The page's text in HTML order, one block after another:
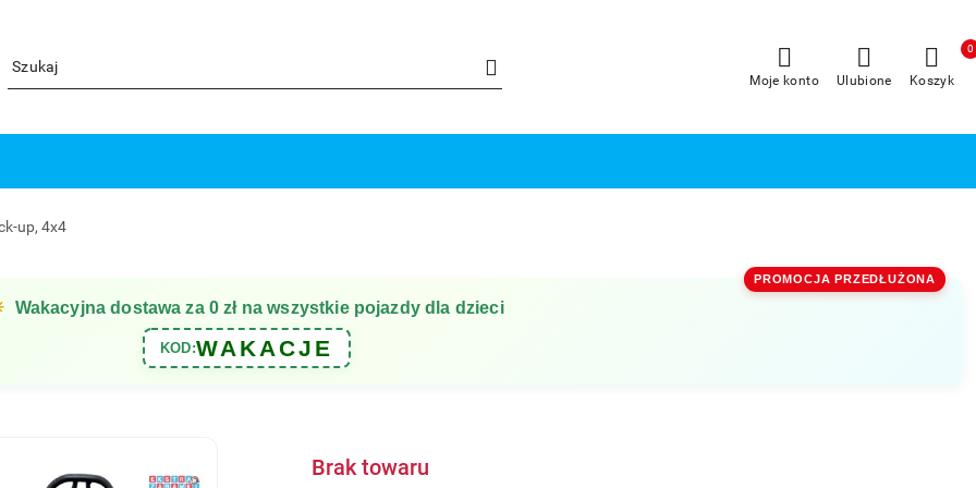
Moje konto Ulubione Koszyk
0
up, 4x4
PROMOCJA PRZEDŁUŻONA
Wakacyjna dostawa za 0 zł na wszystkie pojazdy dla dzieci
KOD:WAKACJE
Brak towaru